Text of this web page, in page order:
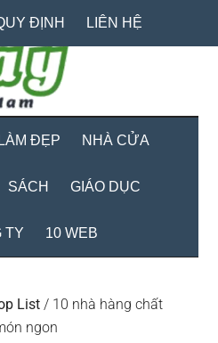
ĐỊNH LIÊN HỆ
LÀM ĐẸP NHÀ CỬA
SÁCH GIÁO DỤC
TY 10 WEB
List / 10 nhà hàng chất
ngon